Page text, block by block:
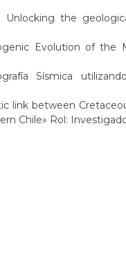
Unlocking the
Evolution of the
Sísmica
link between
Chile» Rol: